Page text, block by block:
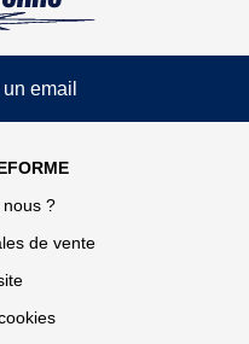
email
?
de vente